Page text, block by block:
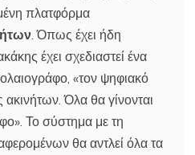
πλατφόρμα
. Όπως έχει ήδη
έχει σχεδιαστεί ένα
«τον ψηφιακό
Όλα θα γίνονται
Το σύστημα με τη
θα αντλεί όλα τα